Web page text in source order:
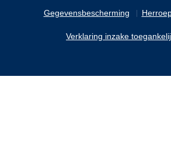
Gegevensbescherming
Verklaring inzake